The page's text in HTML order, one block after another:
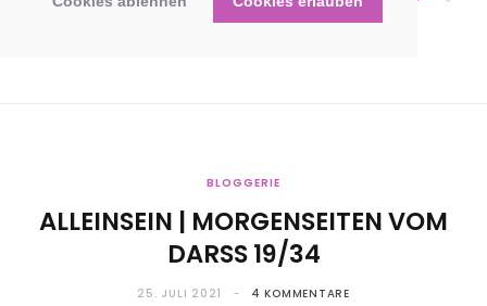
BLOGGERIE
ALLEINSEIN | MORGENSEITEN VOM
DARSS 19/34
25. JULI 2021 4 KOMMENTARE